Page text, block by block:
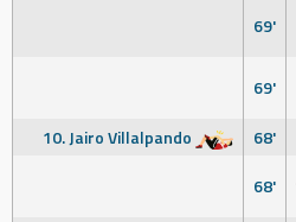
69'
69'
10. Jairo Villalpando
68'
68'